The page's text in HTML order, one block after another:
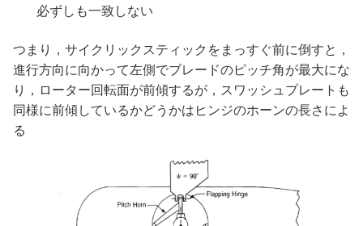
必ずしも一致しない
つまり，サイクリックスティックをまっすぐ前に倒すと，
進行方向に向かって左側でブレードのピッチ角が最大にな
り，ローター回転面が前傾するが，スワッシュプレートも
同様に前傾しているかどうかはヒンジのホーンの長さによ
る